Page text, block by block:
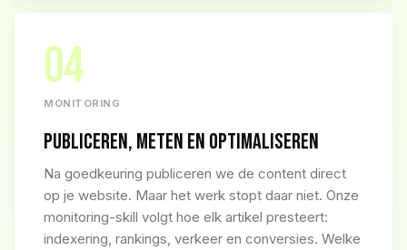
04
MONITORING
PUBLICEREN, METEN EN OPTIMALISEREN
Na goedkeuring publiceren we de content direct
op je website. Maar het werk stopt daar niet. Onze
monitoring-skill volgt hoe elk artikel presteert:
indexering, rankings, verkeer en conversies. Welke